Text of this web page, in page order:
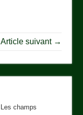
Article suivant →
Les champs